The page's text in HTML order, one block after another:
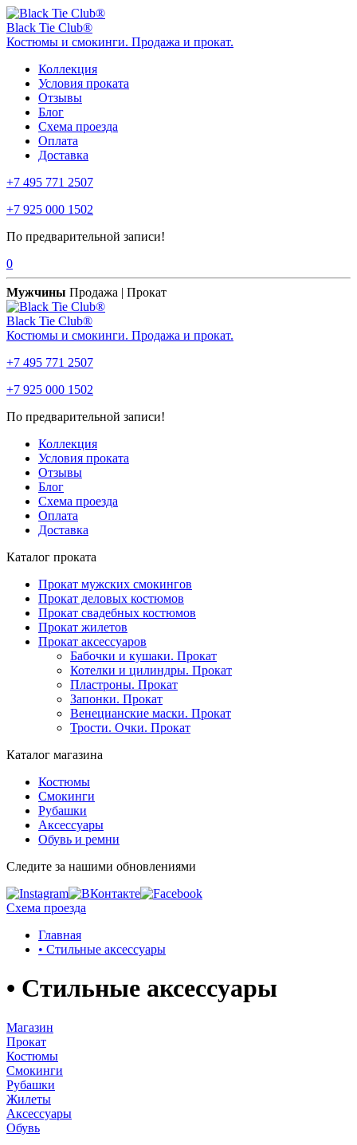
Black Tie Club®
Костюмы и смокинги. Продажа и прокат.
Коллекция
Условия проката
Отзывы
Блог
Схема проезда
Оплата
Доставка
+7 495 771 2507
+7 925 000 1502
По предварительной записи!
0
Мужчины Продажа | Прокат
Black Tie Club®
Костюмы и смокинги. Продажа и прокат.
+7 495 771 2507
+7 925 000 1502
По предварительной записи!
Коллекция
Условия проката
Отзывы
Блог
Схема проезда
Оплата
Доставка
Каталог проката
Прокат мужских смокингов
Прокат деловых костюмов
Прокат свадебных костюмов
Прокат жилетов
Прокат аксессуаров
Бабочки и кушаки. Прокат
Котелки и цилиндры. Прокат
Пластроны. Прокат
Запонки. Прокат
Венецианские маски. Прокат
Трости. Очки. Прокат
Каталог магазина
Костюмы
Смокинги
Рубашки
Аксессуары
Обувь и ремни
Следите за нашими обновлениями
Схема проезда
Главная
• Стильные аксессуары
• Стильные аксессуары
Магазин
Прокат
Костюмы
Смокинги
Рубашки
Жилеты
Аксессуары
Обувь